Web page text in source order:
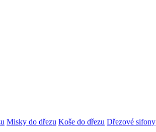
Misky do dřezu Koše do dřezu Dřezové sifony